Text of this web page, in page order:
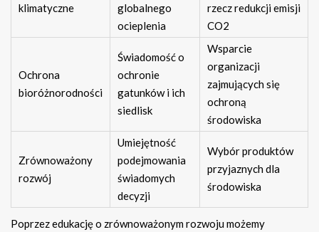
klimatyczne
globalnego
ocieplenia
rzecz redukcji emisji
CO2
Ochrona
bioróżnorodności
Świadomość o
ochronie
gatunków i ich
siedlisk
Wsparcie
organizacji
zajmujących się
ochroną
środowiska
Zrównoważony
rozwój
Umiejętność
podejmowania
świadomych
decyzji
Wybór produktów
przyjaznych dla
środowiska
Poprzez edukację o zrównoważonym rozwoju możemy